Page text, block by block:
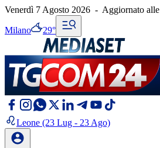
Venerdì 7 Agosto 2026 - Aggiornato alle
Milano 29°
Leone (23 Lug - 23 Ago)